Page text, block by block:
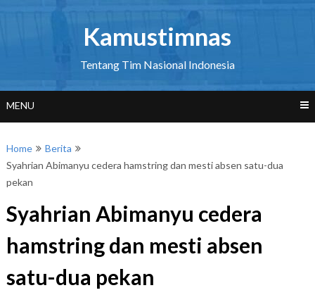
Kamustimnas
Tentang Tim Nasional Indonesia
MENU
Home
Berita
Syahrian Abimanyu cedera hamstring dan mesti absen satu-dua
pekan
Syahrian Abimanyu cedera
hamstring dan mesti absen
satu-dua pekan